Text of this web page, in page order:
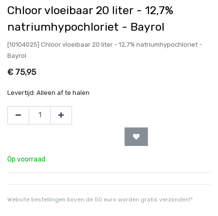
Chloor vloeibaar 20 liter - 12,7%
natriumhypochloriet - Bayrol
[10104025] Chloor vloeibaar 20 liter - 12,7% natriumhypochloriet -
Bayrol
€ 75,95
Levertijd: Alleen af te halen
Op voorraad
Website bestellingen boven de 50 euro worden gratis verzonden!*